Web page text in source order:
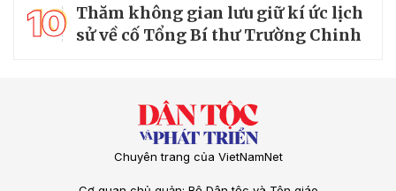
10 Thăm không gian lưu giữ kí ức lịch
sử về cố Tổng Bí thư Trường Chinh
Chuyên trang của VietNamNet